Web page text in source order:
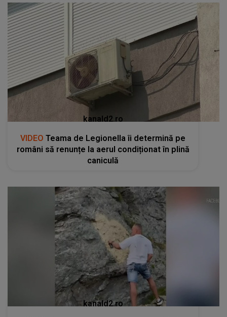
kanald2.ro
VIDEO Teama de Legionella îi determină pe
români să renunțe la aerul condiționat în plină
caniculă
kanald2.ro